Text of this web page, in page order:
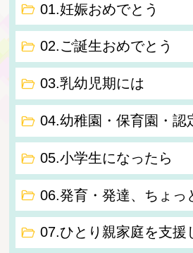
01.妊娠おめでとう
02.ご誕生おめでとう
03.乳幼児期には
04.幼稚園・保育園・認
05.小学生になったら
06.発育・発達、ちょっ
07.ひとり親家庭を支援